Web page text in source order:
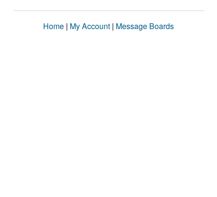
Home | My Account | Message Boards